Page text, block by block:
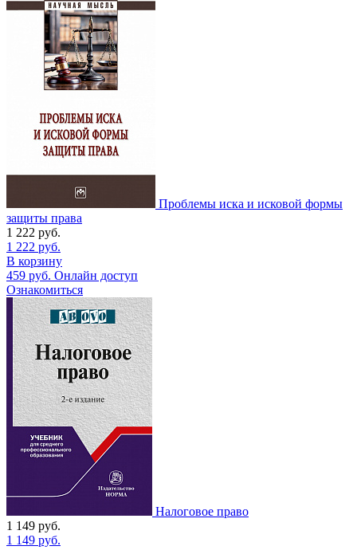
Проблемы иска и исковой формы
защиты права
1 222 руб.
1 222 руб.
В корзину
459 руб. Онлайн доступ
Ознакомиться
Налоговое право
1 149 руб.
1 149 руб.